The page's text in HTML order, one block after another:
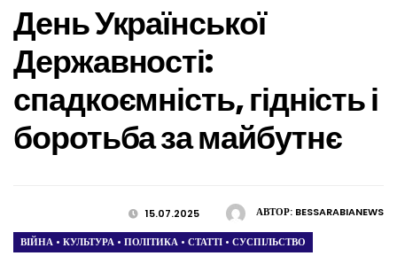
День Української
Державності:
спадкоємність, гідність і
боротьба за майбутнє
АВТОР: BESSARABIANEWS
15.07.2025
ВІЙНА • КУЛЬТУРА • ПОЛІТИКА • СТАТТІ • СУСПІЛЬСТВО